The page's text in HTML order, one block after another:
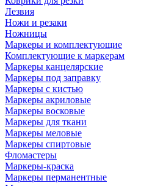
Лезвия
Ножи и резаки
Ножницы
Маркеры и комплектующие
Комплектующие к маркерам
Маркеры канцелярские
Маркеры под заправку
Маркеры с кистью
Маркеры акриловые
Маркеры восковые
Маркеры для ткани
Маркеры меловые
Маркеры спиртовые
Фломастеры
Маркеры-краска
Маркеры перманентные